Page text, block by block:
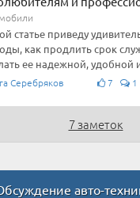
статье приведу
как продлить срок
ее надежной, удобной
Серебряков 7
7 заметок
авто-